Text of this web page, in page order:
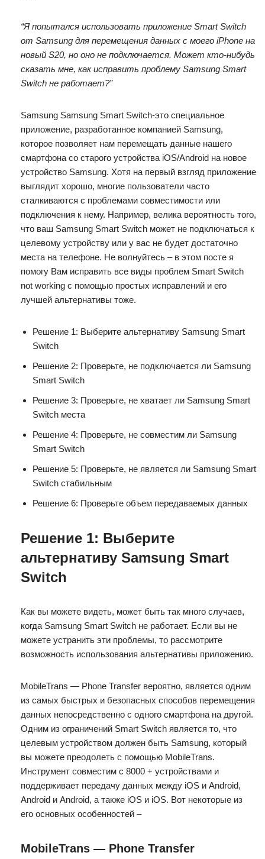
“Я попытался использовать приложение Smart Switch
от Samsung для перемещения данных с моего iPhone на
новый S20, но оно не подключается. Может кто-нибудь
сказать мне, как исправить проблему Samsung Smart
Switch не работает?”
Samsung Samsung Smart Switch-это специальное
приложение, разработанное компанией Samsung,
которое позволяет нам перемещать данные нашего
смартфона со старого устройства iOS/Android на новое
устройство Samsung. Хотя на первый взгляд приложение
выглядит хорошо, многие пользователи часто
сталкиваются с проблемами совместимости или
подключения к нему. Например, велика вероятность того,
что ваш Samsung Smart Switch может не подключаться к
целевому устройству или у вас не будет достаточно
места на телефоне. Не волнуйтесь – в этом посте я
помогу Вам исправить все виды проблем Smart Switch
not working с помощью простых исправлений и его
лучшей альтернативы тоже.
Решение 1: Выберите альтернативу Samsung Smart
Switch
Решение 2: Проверьте, не подключается ли Samsung
Smart Switch
Решение 3: Проверьте, не хватает ли Samsung Smart
Switch места
Решение 4: Проверьте, не совместим ли Samsung
Smart Switch
Решение 5: Проверьте, не является ли Samsung Smart
Switch стабильным
Решение 6: Проверьте объем передаваемых данных
Решение 1: Выберите
альтернативу Samsung Smart
Switch
Как вы можете видеть, может быть так много случаев,
когда Samsung Smart Switch не работает. Если вы не
можете устранить эти проблемы, то рассмотрите
возможность использования альтернативы приложению.
MobileTrans — Phone Transfer вероятно, является одним
из самых быстрых и безопасных способов перемещения
данных непосредственно с одного смартфона на другой.
Одним из ограничений Smart Switch является то, что
целевым устройством должен быть Samsung, который
вы можете преодолеть с помощью MobileTrans.
Инструмент совместим с 8000 + устройствами и
поддерживает передачу данных между iOS и Android,
Android и Android, а также iOS и iOS. Вот некоторые из
его основных особенностей –
MobileTrans — Phone Transfer